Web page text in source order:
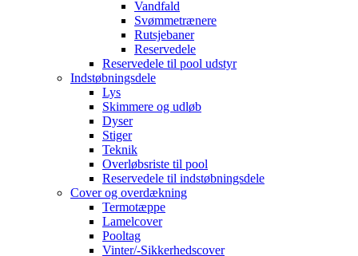
Vandfald
Svømmetrænere
Rutsjebaner
Reservedele
Reservedele til pool udstyr
Indstøbningsdele
Lys
Skimmere og udløb
Dyser
Stiger
Teknik
Overløbsriste til pool
Reservedele til indstøbningsdele
Cover og overdækning
Termotæppe
Lamelcover
Pooltag
Vinter/-Sikkerhedscover